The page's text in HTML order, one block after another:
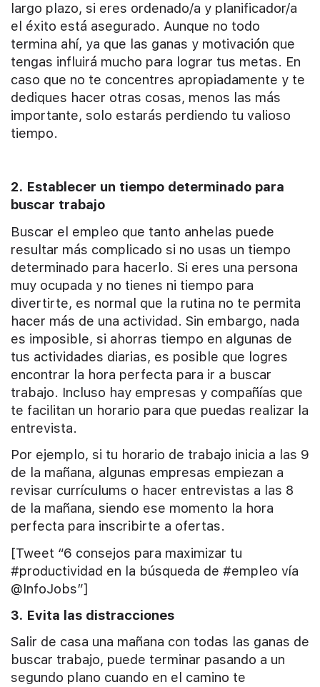
largo plazo, si eres ordenado/a y planificador/a
el éxito está asegurado. Aunque no todo
termina ahí, ya que las ganas y motivación que
tengas influirá mucho para lograr tus metas. En
caso que no te concentres apropiadamente y te
dediques hacer otras cosas, menos las más
importante, solo estarás perdiendo tu valioso
tiempo.
2. Establecer un tiempo determinado para
buscar trabajo
Buscar el empleo que tanto anhelas puede
resultar más complicado si no usas un tiempo
determinado para hacerlo. Si eres una persona
muy ocupada y no tienes ni tiempo para
divertirte, es normal que la rutina no te permita
hacer más de una actividad. Sin embargo, nada
es imposible, si ahorras tiempo en algunas de
tus actividades diarias, es posible que logres
encontrar la hora perfecta para ir a buscar
trabajo. Incluso hay empresas y compañías que
te facilitan un horario para que puedas realizar la
entrevista.
Por ejemplo, si tu horario de trabajo inicia a las 9
de la mañana, algunas empresas empiezan a
revisar currículums o hacer entrevistas a las 8
de la mañana, siendo ese momento la hora
perfecta para inscribirte a ofertas.
[Tweet “6 consejos para maximizar tu
#productividad en la búsqueda de #empleo vía
@InfoJobs”]
3. Evita las distracciones
Salir de casa una mañana con todas las ganas de
buscar trabajo, puede terminar pasando a un
segundo plano cuando en el camino te